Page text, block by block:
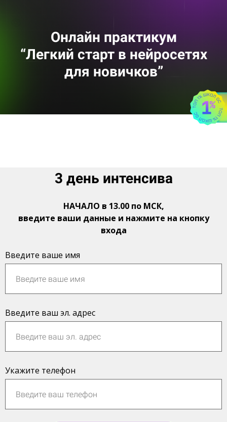
Онлайн практикум
“Легкий старт в нейросетях
для новичков”
3 день интенсива
НАЧАЛО в 13.00 по МСК,
введите ваши данные и нажмите на кнопку
входа
Введите ваше имя
Введите ваш эл. адрес
Укажите телефон